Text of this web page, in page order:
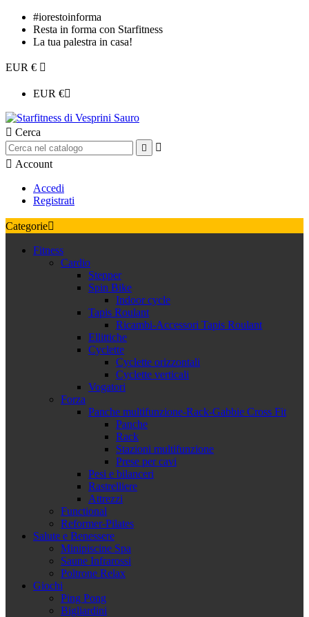
#iorestoinforma
Resta in forma con Starfitness
La tua palestra in casa!
EUR € 
EUR €
 Cerca


 Account
Accedi
Registrati
Categorie
Fitness
Cardio
Stepper
Spin Bike
Indoor cycle
Tapis Roulant
Ricambi-Accessori Tapis Roulant
Ellittiche
Cyclette
Cyclette orizzontali
Cyclette verticali
Vogatori
Forza
Panche multifunzione-Rack-Gabbie Cross Fit
Panche
Rack
Stazioni multifunzione
Prese per cavi
Pesi e bilanceri
Rastrelliere
Attrezzi
Functional
Reformer-Pilates
Salute e Benessere
Minipiscine Spa
Saune Infrarossi
Poltrone Relax
Giochi
Ping Pong
Bigliardini